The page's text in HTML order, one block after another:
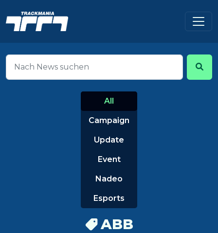
All
Campaign
Update
Event
Nadeo
Esports
ABB